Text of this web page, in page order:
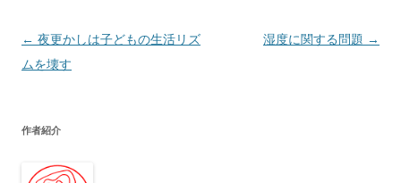
投
稿
ゲ
← 夜更かしは子どもの生活リズ
ムを壊す
湿度に関する問題 →
作者紹介